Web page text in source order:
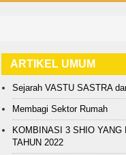
ARTIKEL UMUM
Sejarah VASTU SASTRA
Membagi Sektor Rumah
KOMBINASI 3 SHIO
TAHUN 2022